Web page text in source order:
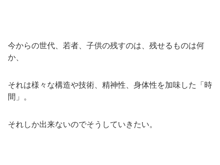
今からの世代、若者、子供の残すのは、残せるものは何
か、
それは様々な構造や技術、精神性、身体性を加味した「時
間」。
それしか出来ないのでそうしていきたい。